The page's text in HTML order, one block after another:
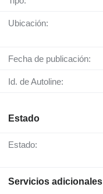
Ubicación:
Fecha de publicación:
Id. de Autoline:
Estado
Estado:
Servicios adicionales